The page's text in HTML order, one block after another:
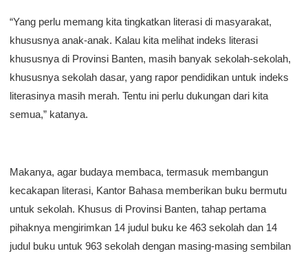
“Yang perlu memang kita tingkatkan literasi di masyarakat,
khususnya anak-anak. Kalau kita melihat indeks literasi
khususnya di Provinsi Banten, masih banyak sekolah-sekolah,
khususnya sekolah dasar, yang rapor pendidikan untuk indeks
literasinya masih merah. Tentu ini perlu dukungan dari kita
semua,” katanya.
Makanya, agar budaya membaca, termasuk membangun
kecakapan literasi, Kantor Bahasa memberikan buku bermutu
untuk sekolah. Khusus di Provinsi Banten, tahap pertama
pihaknya mengirimkan 14 judul buku ke 463 sekolah dan 14
judul buku untuk 963 sekolah dengan masing-masing sembilan